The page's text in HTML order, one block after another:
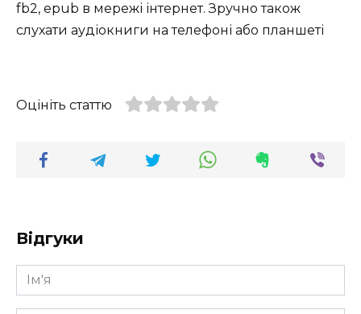
fb2, epub в мережі інтернет. Зручно також
слухати аудіокниги на телефоні або планшеті
Оцініть статтю
Відгуки
Ім'я
*